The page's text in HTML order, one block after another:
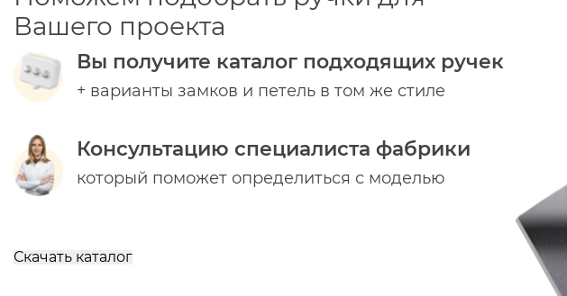
Вашего проекта
Вы получите каталог подходящих ручек
+ варианты замков и петель в том же стиле
Консультацию специалиста фабрики
который поможет определиться с моделью
Скачать каталог